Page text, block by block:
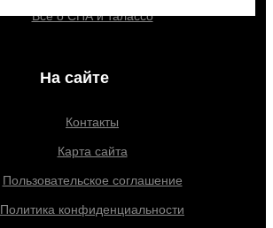
Все о СПА и талассо
На сайте
Контакты
Карта сайта
Пользовательское соглашение
Политика конфиденциальности